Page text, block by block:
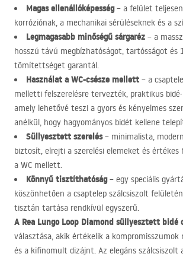
Magas ellenállóképesség– a felület
korróziónak, a mechanikai sérüléseknek és a
Legmagasabb minőségű sárgaréz – a
hosszú távú megbízhatóságot, tartósságot és
tömítettséget garantál.
Használat a WC-csésze mellett – a
melletti felszerelésre tervezték, praktikus
amely lehetővé teszi a gyors és kényelmes
anélkül, hogy hagyományos bidét kellene
Süllyesztett szerelés– minimalista,
biztosít, elrejti a szerelési elemeket és
a WC mellett.
Könnyű tisztíthatóság– egy speciális
köszönhetően a csaptelep szálcsiszolt
tisztán tartása rendkívül egyszerű.
A Rea Lungo Loop Diamond süllyesztett bidé
választása, akik értékelik a kompromisszumok
és a kifinomult dizájnt. Az elegáns szálcsiszolt